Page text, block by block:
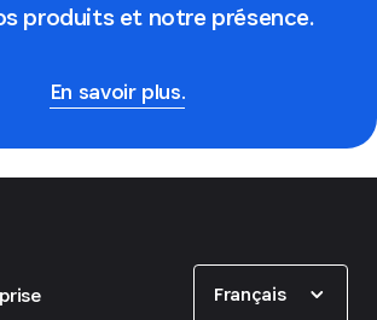
produits et notre présence.
En savoir plus.
Français